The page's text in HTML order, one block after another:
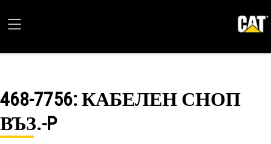
468-7756: КАБЕЛЕН СНОП
ВЪЗ.-P